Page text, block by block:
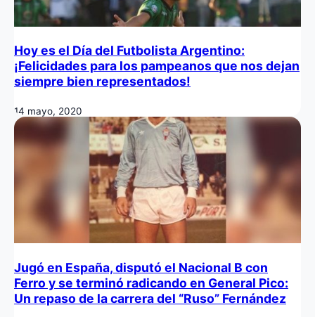
Hoy es el Día del Futbolista Argentino:
¡Felicidades para los pampeanos que nos dejan
siempre bien representados!
14 mayo, 2020
Jugó en España, disputó el Nacional B con
Ferro y se terminó radicando en General Pico:
Un repaso de la carrera del “Ruso” Fernández